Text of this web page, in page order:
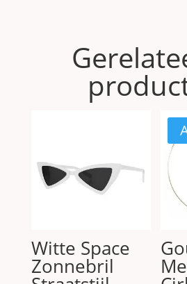
Witte Space
Zonnebril